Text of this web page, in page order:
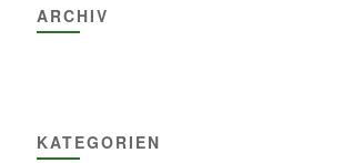
ARCHIV
KATEGORIEN